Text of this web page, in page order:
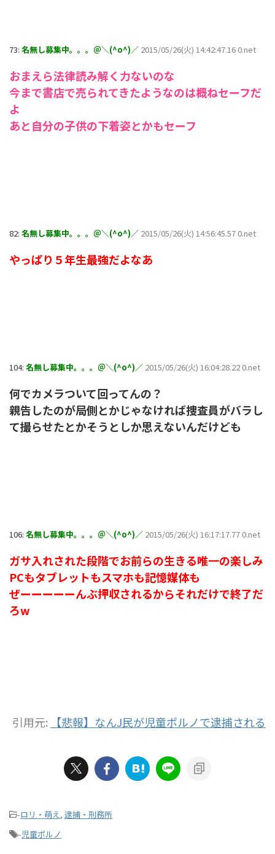
73: 名無し募集中。。。＠＼(^o^)／ 2015/05/26(火) 14:42:47.16 0.net
おまえら法律読み解く力ないのな
今まで書店で売られてきたようなのは概ねセーフだ
よ
あと自分の子供の下着姿とかもセーフ
82: 名無し募集中。。。＠＼(^o^)／ 2015/05/26(火) 14:56:45.57 0.net
やっぱり５年生最強だよなあ
104: 名無し募集中。。。＠＼(^o^)／ 2015/05/26(火) 16:04:28.22 0.net
何でカメラついて回ってんの？
親告したのが局側とかじゃなければ捜査員がバラし
て撮らせたとかそうとしか思えないんだけども
106: 名無し募集中。。。＠＼(^o^)／ 2015/05/26(火) 16:17:17.77 0.net
ガサ入れされた段階でお前らの生きる唯一の楽しみ
PCもタブレットもスマホも記憶媒体も
ぜーーーーーんぶ押収されるからそれだけで終了だ
ろw
引用元: 【悲報】なんJ民が児童ポルノで逮捕される
-ロリ・萌え, 逮捕・刑務所
-児童ポルノ